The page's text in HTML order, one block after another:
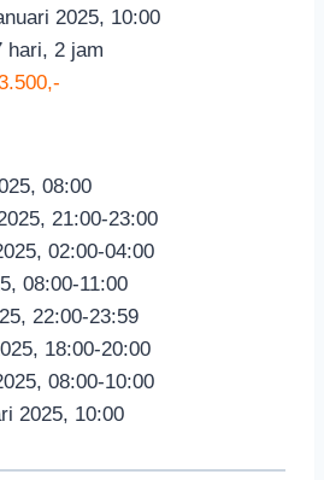
2025, 10:00
hari, 2 jam
08:00
21:00-23:00
02:00-04:00
08:00-11:00
22:00-23:59
18:00-20:00
08:00-10:00
2025, 10:00